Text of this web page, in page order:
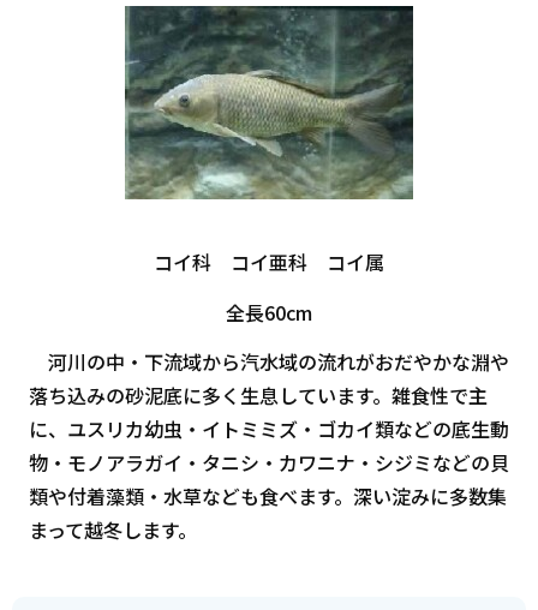
コイ科 コイ亜科 コイ属
全長60cm
河川の中・下流域から汽水域の流れがおだやかな淵や
落ち込みの砂泥底に多く生息しています。雑食性で主
に、ユスリカ幼虫・イトミミズ・ゴカイ類などの底生動
物・モノアラガイ・タニシ・カワニナ・シジミなどの貝
類や付着藻類・水草なども食べます。深い淀みに多数集
まって越冬します。